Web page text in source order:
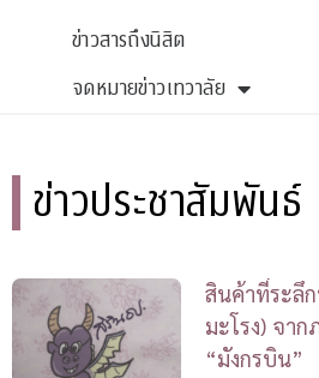
ข่าวสารถึงนิสิต
จดหมายข่าวเทวาลัย
ข่าวประชาสัมพันธ์
สินค้าที่ระลึ
มะโรง) จา
“มังกรบิน”